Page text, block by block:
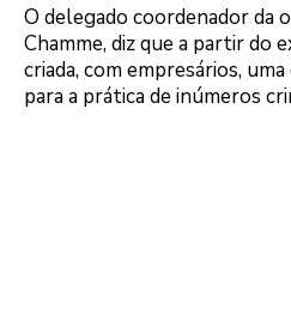
O delegado coordenador da
Chamme, diz que a partir do
criada, com empresários,
para a prática de inúmeros